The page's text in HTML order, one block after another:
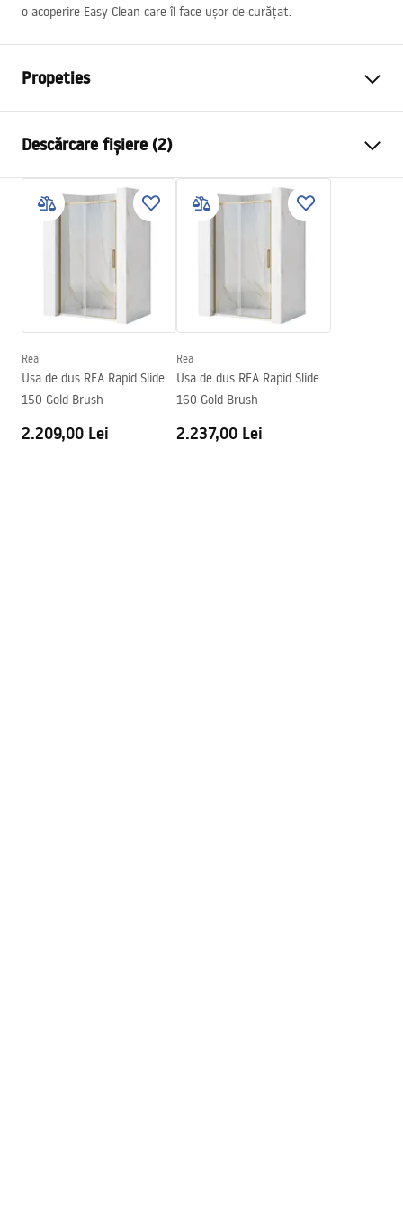
o acoperire Easy Clean care îl face ușor de curățat.
Propeties
Dimensiuni usa
Directia usi
Universal
Grosime sticla
6 mm
Material suporturi
Alama
Acoperire Easy Clean
Finisarea profiilor
Garnituri incluse in set
Da
Garantie
24 luni
Descărcare fișiere (2)
Instrukcja_montażu_FR
Porte de douche Rapid Slide FR.pdf
Instrukcja montażu
Instrukcja drzwi rapid slide PL.pdf
Rea
Usa de dus REA Rapid Slide
150 Gold Brush
2.209,00 Lei
Rea
Usa de dus REA Rapid Slide
160 Gold Brush
2.237,00 Lei